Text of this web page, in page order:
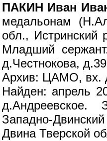
ПАКИН Иван
медальонам
обл., Истринский
Младший
д.Честнокова,
Архив: ЦАМО, вх.
Найден: апрель
д.Андреевское.
Западно-
Двина Тверской